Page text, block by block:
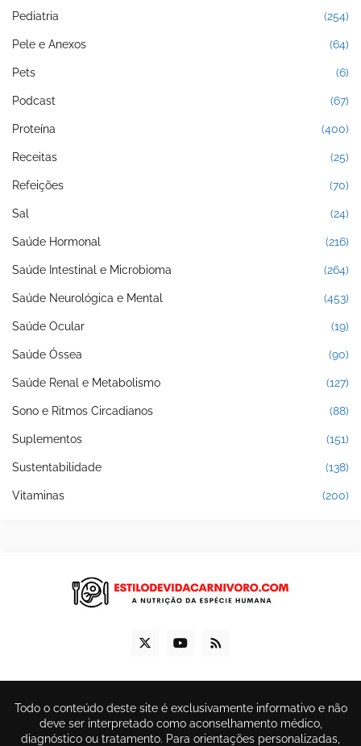
Pediatria (254)
Pele e Anexos (64)
Pets (6)
Podcast (67)
Proteína (400)
Receitas (25)
Refeições (70)
Sal (24)
Saúde Hormonal (216)
Saúde Intestinal e Microbioma (264)
Saúde Neurológica e Mental (453)
Saúde Ocular (19)
Saúde Óssea (90)
Saúde Renal e Metabolismo (127)
Sono e Ritmos Circadianos (88)
Suplementos (151)
Sustentabilidade (138)
Vitaminas (200)
Todo o conteúdo deste site é exclusivamente informativo e não
deve ser interpretado como aconselhamento médico,
diagnóstico ou tratamento. Para orientações personalizadas,